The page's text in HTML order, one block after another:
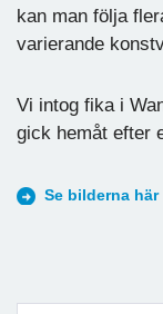
kan man följa
varierande
Vi intog fika i
gick hemåt efter
Se bilderna här